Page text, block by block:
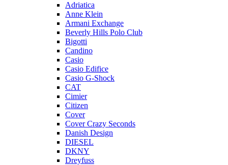
Adriatica
Anne Klein
Armani Exchange
Beverly Hills Polo Club
Bigotti
Candino
Casio
Casio Edifice
Casio G-Shock
CAT
Cimier
Citizen
Cover
Cover Crazy Seconds
Danish Design
DIESEL
DKNY
Dreyfuss